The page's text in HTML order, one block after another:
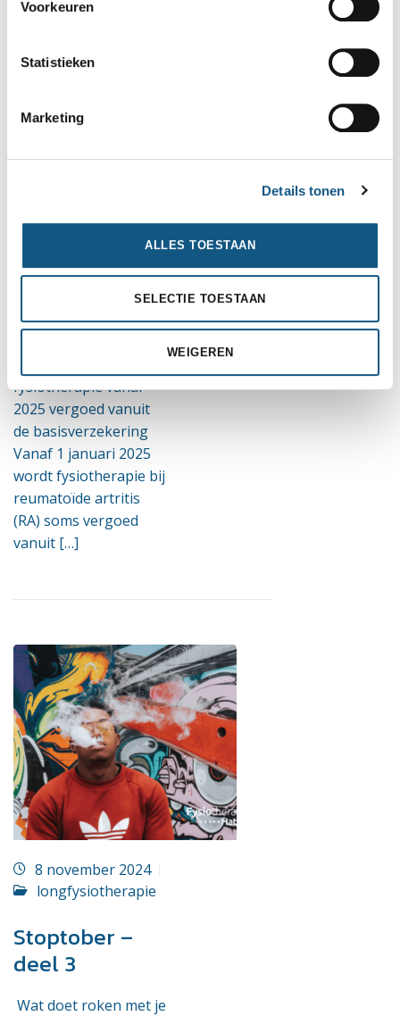
Voorkeuren
Statistieken
Marketing
Details tonen
ALLES TOESTAAN
SELECTIE TOESTAAN
WEIGEREN
Fysiotherapie
Reumatoïde
fysiotherapie
vergoed vanuit
basisverzekering
fysiotherapie vanaf
2025 vergoed vanuit
de basisverzekering
Vanaf 1 januari 2025
wordt fysiotherapie bij
reumatoïde artritis
(RA) soms vergoed
vanuit […]
8 november 2024
longfysiotherapie
Stoptober –
deel 3
Wat doet roken met je